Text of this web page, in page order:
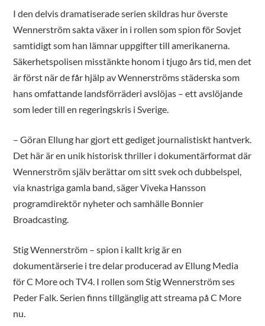
I den delvis dramatiserade serien skildras hur överste
Wennerström sakta växer in i rollen som spion för Sovjet
samtidigt som han lämnar uppgifter till amerikanerna.
Säkerhetspolisen misstänkte honom i tjugo års tid, men det
är först när de får hjälp av Wennerströms städerska som
hans omfattande landsförräderi avslöjas – ett avslöjande
som leder till en regeringskris i Sverige.
– Göran Ellung har gjort ett gediget journalistiskt hantverk.
Det här är en unik historisk thriller i dokumentärformat där
Wennerström själv berättar om sitt svek och dubbelspel,
via knastriga gamla band, säger Viveka Hansson
programdirektör nyheter och samhälle Bonnier
Broadcasting.
Stig Wennerström – spion i kallt krig är en
dokumentärserie i tre delar producerad av Ellung Media
för C More och TV4. I rollen som Stig Wennerström ses
Peder Falk. Serien finns tillgänglig att streama på C More
nu.